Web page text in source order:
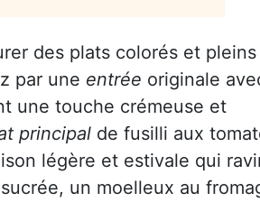
des plats colorés et pleins
par une entrée originale
une touche crémeuse et
principal de fusilli aux
légère et estivale qui
un moelleux au